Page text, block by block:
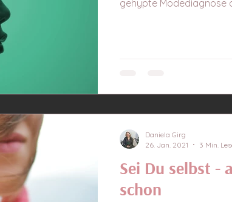
gehypte Modediagnose
Sei Du selbst -
schon
Daniela Girg
26. Jan. 2021
3 Min.